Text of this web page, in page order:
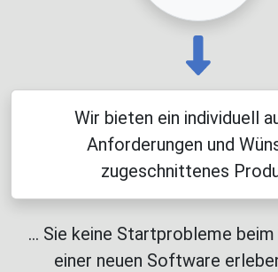
Wir bieten ein individuell
Anforderungen und
zugeschnittenes
... Sie keine Startprobleme
einer neuen Software